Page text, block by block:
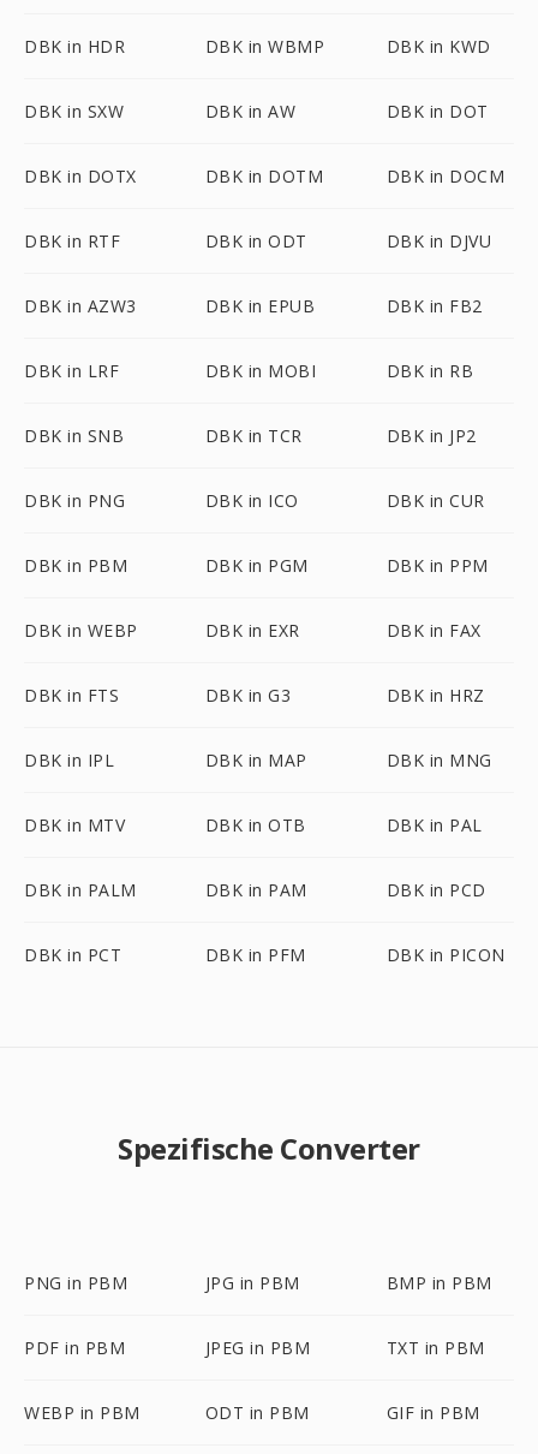
DBK in HDR DBK in WBMP DBK in KWD
DBK in SXW DBK in AW DBK in DOT
DBK in DOTX DBK in DOTM DBK in DOCM
DBK in RTF DBK in ODT DBK in DJVU
DBK in AZW3 DBK in EPUB DBK in FB2
DBK in LRF DBK in MOBI DBK in RB
DBK in SNB DBK in TCR DBK in JP2
DBK in PNG DBK in ICO DBK in CUR
DBK in PBM DBK in PGM DBK in PPM
DBK in WEBP DBK in EXR DBK in FAX
DBK in FTS DBK in G3 DBK in HRZ
DBK in IPL DBK in MAP DBK in MNG
DBK in MTV DBK in OTB DBK in PAL
DBK in PALM DBK in PAM DBK in PCD
DBK in PCT DBK in PFM DBK in PICON
Spezifische Converter
PNG in PBM JPG in PBM BMP in PBM
PDF in PBM JPEG in PBM TXT in PBM
WEBP in PBM ODT in PBM GIF in PBM